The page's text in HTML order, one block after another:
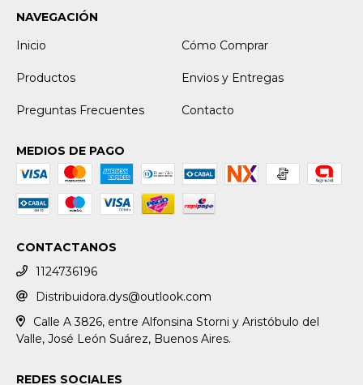
NAVEGACIÓN
Inicio
Cómo Comprar
Productos Envios y Entregas
Preguntas Frecuentes Contacto
MEDIOS DE PAGO
CONTACTANOS
1124736196
Distribuidora.dys@outlook.com
Calle A 3826, entre Alfonsina Storni y Aristóbulo del
Valle, José León Suárez, Buenos Aires.
REDES SOCIALES